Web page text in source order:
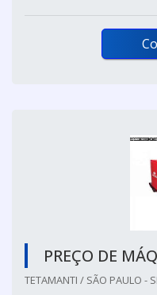
PREÇO DE
TETAMANTI / SÃO PAULO -